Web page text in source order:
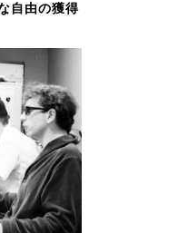
な自由の獲得